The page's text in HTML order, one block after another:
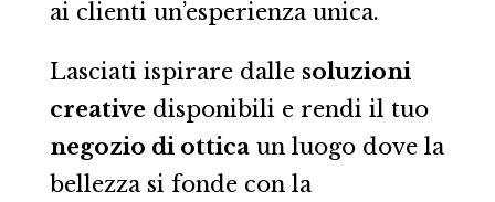
ai clienti un’esperienza unica.
Lasciati ispirare dalle soluzioni
creativedisponibili e rendi il tuo
negozio di otticaun luogo dove la
bellezza si fonde con la